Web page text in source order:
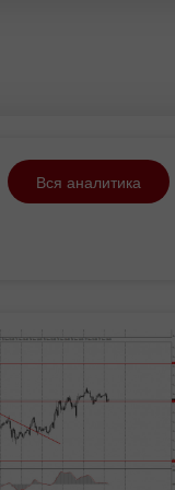
Вся аналитика
Demo hisob
ochish